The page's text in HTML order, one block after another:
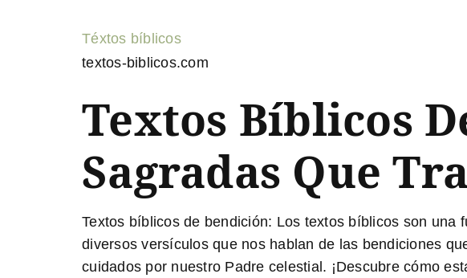
Téxtos bíblicos
textos-biblicos.com
Textos Bíblicos
Sagradas Que
Textos bíblicos de bendición: Los textos bíblicos son una
diversos versículos que nos hablan de las bendiciones
cuidados por nuestro Padre celestial. ¡Descubre cómo